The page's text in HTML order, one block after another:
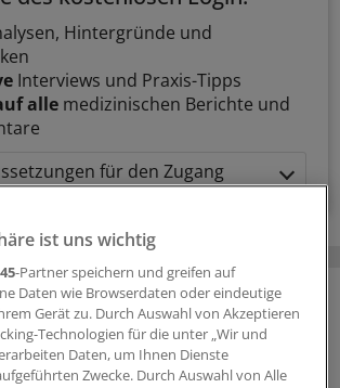
Hintergründe und
Interviews und Praxis-Tipps
alle medizinischen Berichte und
für den Zugang
ist uns wichtig
-Partner speichern und greifen auf
Daten wie Browserdaten oder eindeutige
Gerät zu. Durch Auswahl von Akzeptieren
Technologien für die unter „Wir und
Daten, um Ihnen Dienste
Zwecke. Durch Auswahl von Alle